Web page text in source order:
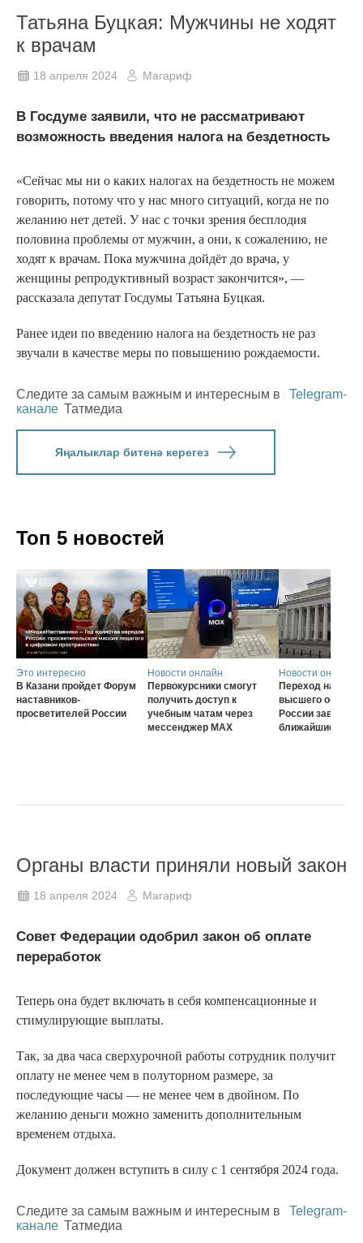
Татьяна Буцкая: Мужчины не ходят
к врачам
18 апреля 2024 Магариф
В Госдуме заявили, что не рассматривают
возможность введения налога на бездетность
«Сейчас мы ни о каких налогах на бездетность не можем
говорить, потому что у нас много ситуаций, когда не по
желанию нет детей. У нас с точки зрения бесплодия
половина проблемы от мужчин, а они, к сожалению, не
ходят к врачам. Пока мужчина дойдёт до врача, у
женщины репродуктивный возраст закончится», —
рассказала депутат Госдумы Татьяна Буцкая.
Ранее идеи по введению налога на бездетность не раз
звучали в качестве меры по повышению рождаемости.
Следите за самым важным и интересным в
Telegram-
канале Татмедиа
Яңалыклар битенә керегез
Топ 5 новостей
Это интересно
В Казани пройдет Форум
наставников-
просветителей России
Новости онлайн
Первокурсники смогут
получить доступ к
учебным чатам через
мессенджер MAX
Новости онлайн
Переход на
высшего
России
ближайшие три
Органы власти приняли новый закон
18 апреля 2024 Магариф
Совет Федерации одобрил закон об оплате
переработок
Теперь она будет включать в себя компенсационные и
стимулирующие выплаты.
Так, за два часа сверхурочной работы сотрудник получит
оплату не менее чем в полуторном размере, за
последующие часы — не менее чем в двойном. По
желанию деньги можно заменить дополнительным
временем отдыха.
Документ должен вступить в силу с 1 сентября 2024 года.
Следите за самым важным и интересным в
Telegram-
канале Татмедиа